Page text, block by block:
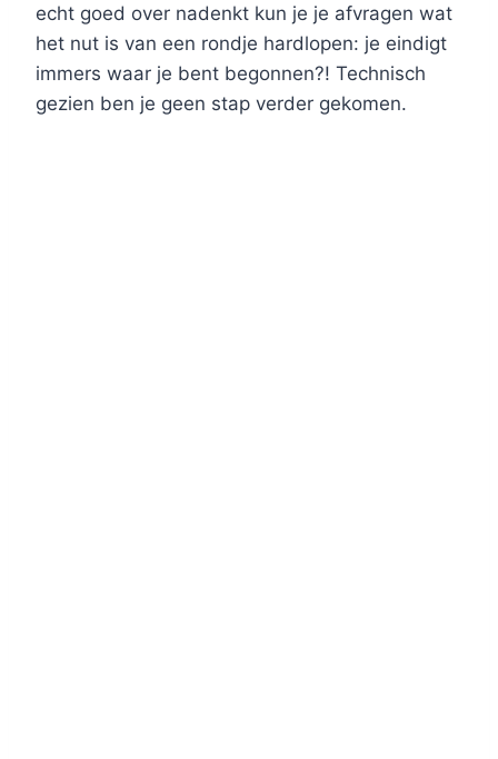
echt goed over nadenkt kun je je afvragen wat
het nut is van een rondje hardlopen: je eindigt
immers waar je bent begonnen?! Technisch
gezien ben je geen stap verder gekomen.